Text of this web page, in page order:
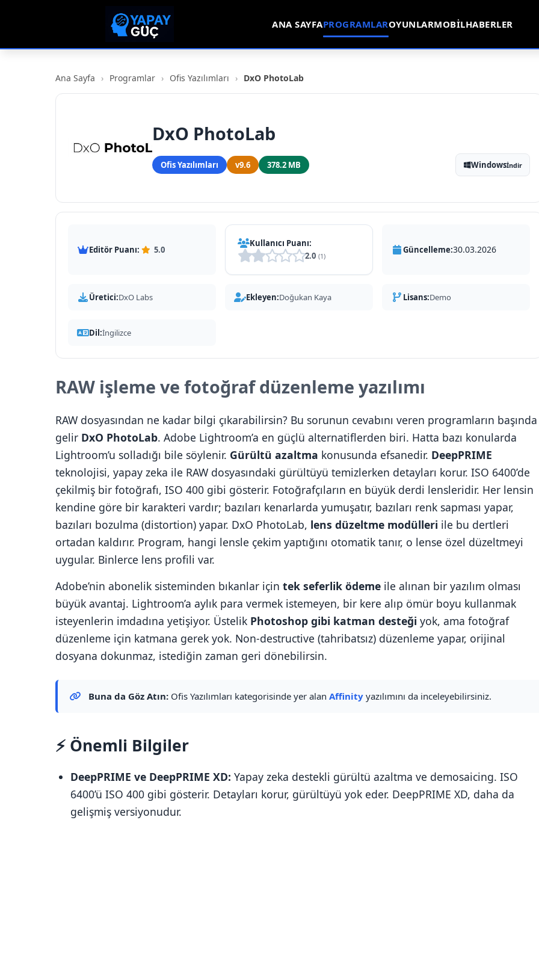
ANA SAYFAPROGRAMLAROYUNLARMOBILHABERLER
Ana Sayfa › Programlar › Ofis Yazılımları › DxO PhotoLab
DxO PhotoLab
Ofis Yazılımları v9.6 378.2 MB Windowsİndir
Editör Puanı: 5.0
Kullanıcı Puanı:
2.0 (1)
Güncelleme:30.03.2026
Üretici:DxO Labs Ekleyen:Doğukan Kaya Lisans:Demo
Dil:İngilizce
RAW işleme ve fotoğraf düzenleme yazılımı
RAW dosyasından ne kadar bilgi çıkarabilirsin? Bu sorunun cevabını veren programların başında
gelir DxO PhotoLab. Adobe Lightroom’a en güçlü alternatiflerden biri. Hatta bazı konularda
Lightroom’u solladığı bile söylenir. Gürültü azaltma konusunda efsanedir. DeepPRIME
teknolojisi, yapay zeka ile RAW dosyasındaki gürültüyü temizlerken detayları korur. ISO 6400’de
çekilmiş bir fotoğrafı, ISO 400 gibi gösterir. Fotoğrafçıların en büyük derdi lensleridir. Her lensin
kendine göre bir karakteri vardır; bazıları kenarlarda yumuşatır, bazıları renk sapması yapar,
bazıları bozulma (distortion) yapar. DxO PhotoLab, lens düzeltme modülleri ile bu dertleri
ortadan kaldırır. Program, hangi lensle çekim yaptığını otomatik tanır, o lense özel düzeltmeyi
uygular. Binlerce lens profili var.
Adobe’nin abonelik sisteminden bıkanlar için tek seferlik ödeme ile alınan bir yazılım olması
büyük avantaj. Lightroom’a aylık para vermek istemeyen, bir kere alıp ömür boyu kullanmak
isteyenlerin imdadına yetişiyor. Üstelik Photoshop gibi katman desteği yok, ama fotoğraf
düzenleme için katmana gerek yok. Non-destructive (tahribatsız) düzenleme yapar, orijinal
dosyana dokunmaz, istediğin zaman geri dönebilirsin.
Buna da Göz Atın: Ofis Yazılımları kategorisinde yer alan Affinity yazılımını da inceleyebilirsiniz.
⚡ Önemli Bilgiler
DeepPRIME ve DeepPRIME XD: Yapay zeka destekli gürültü azaltma ve demosaicing. ISO
6400’ü ISO 400 gibi gösterir. Detayları korur, gürültüyü yok eder. DeepPRIME XD, daha da
gelişmiş versiyonudur.